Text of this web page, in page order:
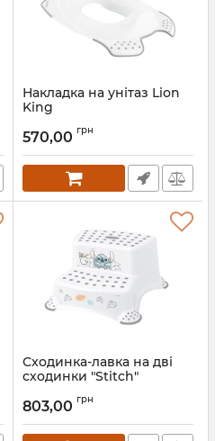
Накладка на унітаз Lion
King
570,00 грн
Сходинка-лавка на дві
сходинки "Stitch"
803,00 грн